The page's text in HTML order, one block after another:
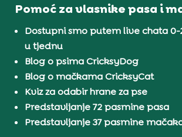
Pomoć za vlasnike pasa i
Dostupni smo putem live chata 0-
u tjednu
Blog o psima CricksyDog
Blog o mačkama CricksyCat
Kviz za odabir hrane za pse
Predstavljanje 72 pasmine pasa
Predstavljanje 37 pasmine